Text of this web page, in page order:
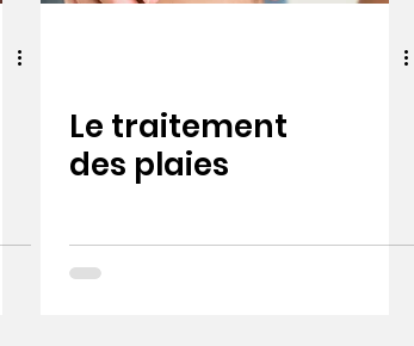
Le traitement
des plaies